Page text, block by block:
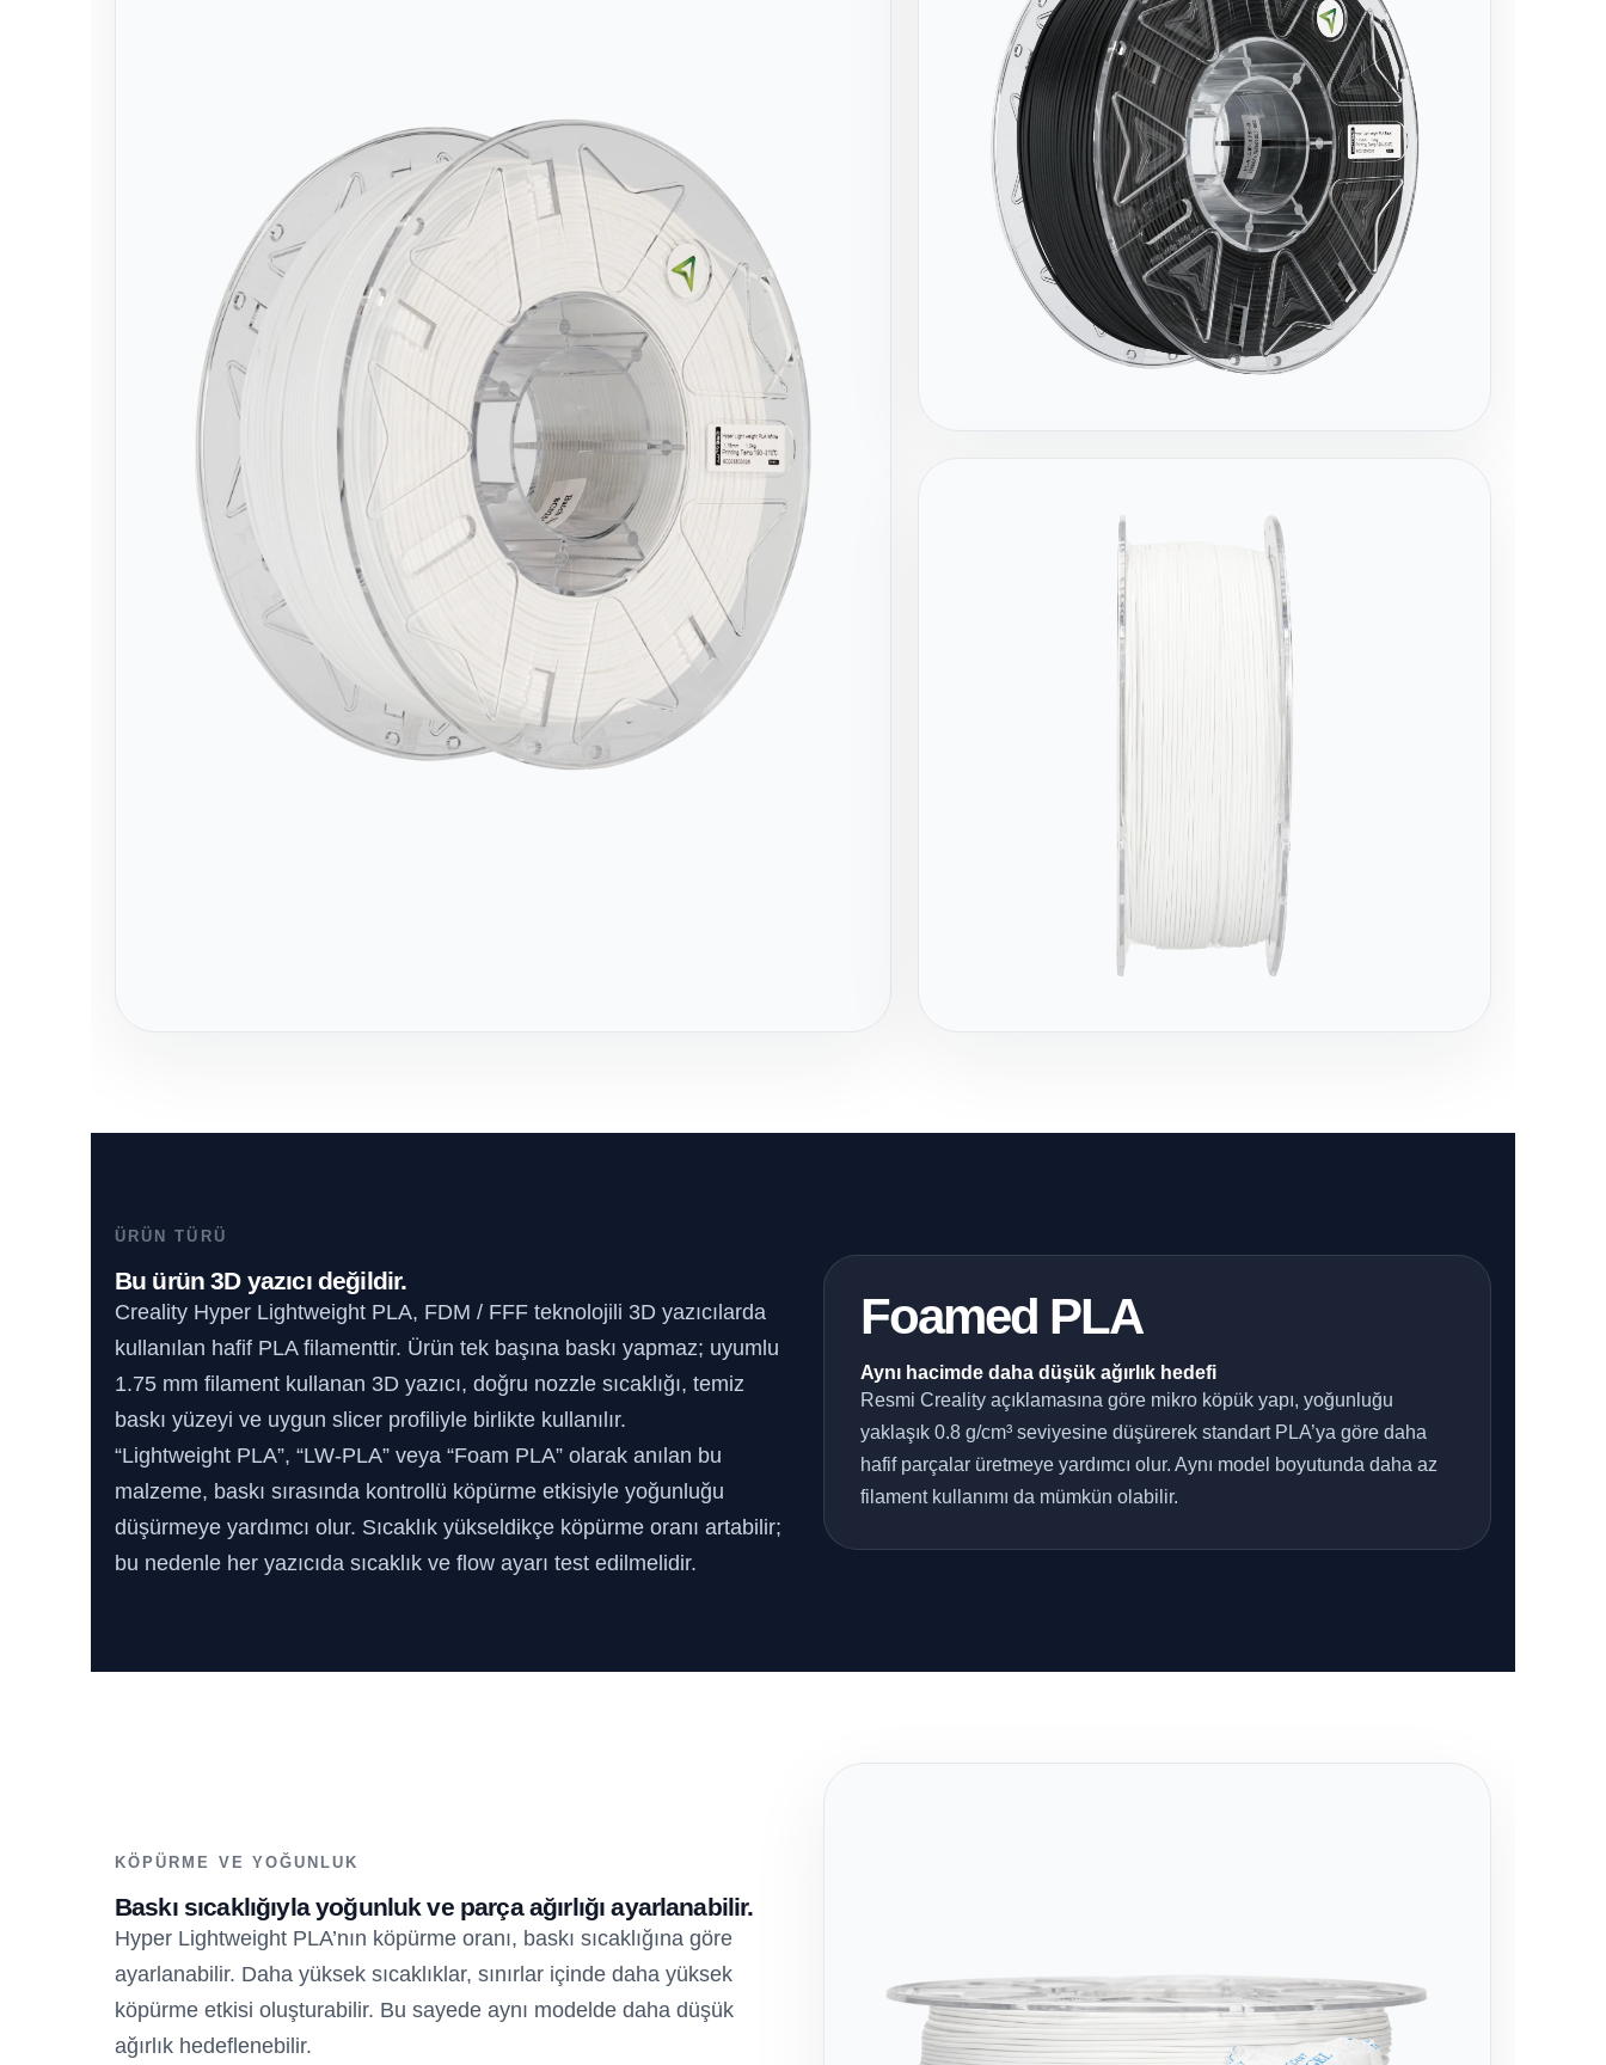
ÜRÜN TÜRÜ
Bu ürün 3D yazıcı değildir.
Creality Hyper Lightweight PLA, FDM / FFF teknolojili 3D yazıcılarda
kullanılan hafif PLA filamenttir. Ürün tek başına baskı yapmaz; uyumlu
1.75 mm filament kullanan 3D yazıcı, doğru nozzle sıcaklığı, temiz
baskı yüzeyi ve uygun slicer profiliyle birlikte kullanılır.
“Lightweight PLA”, “LW-PLA” veya “Foam PLA” olarak anılan bu
malzeme, baskı sırasında kontrollü köpürme etkisiyle yoğunluğu
düşürmeye yardımcı olur. Sıcaklık yükseldikçe köpürme oranı artabilir;
bu nedenle her yazıcıda sıcaklık ve flow ayarı test edilmelidir.
Foamed PLA
Aynı hacimde daha düşük ağırlık hedefi
Resmi Creality açıklamasına göre mikro köpük yapı, yoğunluğu
yaklaşık 0.8 g/cm³ seviyesine düşürerek standart PLA’ya göre daha
hafif parçalar üretmeye yardımcı olur. Aynı model boyutunda daha az
filament kullanımı da mümkün olabilir.
KÖPÜRME VE YOĞUNLUK
Baskı sıcaklığıyla yoğunluk ve parça ağırlığı ayarlanabilir.
Hyper Lightweight PLA’nın köpürme oranı, baskı sıcaklığına göre
ayarlanabilir. Daha yüksek sıcaklıklar, sınırlar içinde daha yüksek
köpürme etkisi oluşturabilir. Bu sayede aynı modelde daha düşük
ağırlık hedeflenebilir.